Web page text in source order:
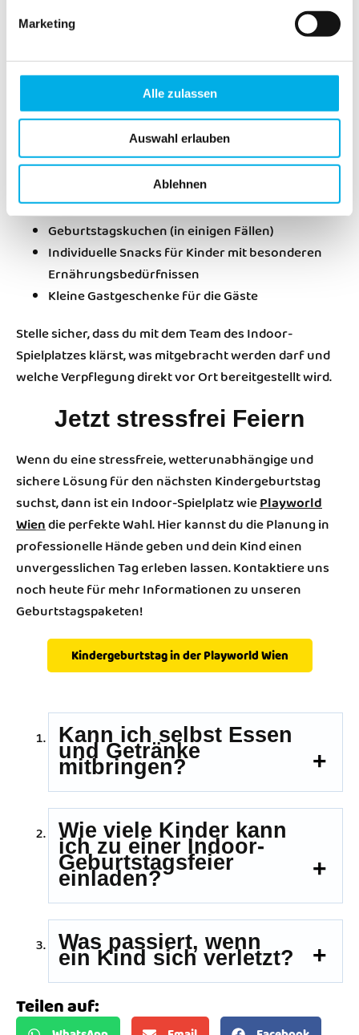
Marketing
Alle zulassen
Auswahl erlauben
Ablehnen
möglich?
Viele Indoor-Spielplätze bieten Pakete an, die auch die
Verpflegung der Kinder beinhalten. Es lohnt sich, die
verschiedenen Optionen im Vorfeld zu besprechen.
Häufig stehen kindgerechte Menüs wie Pizza, Pommes
und Getränke zur Auswahl.
Was du selbst mitbringen kannst:
Geburtstagskuchen (in einigen Fällen)
Individuelle Snacks für Kinder mit besonderen
Ernährungsbedürfnissen
Kleine Gastgeschenke für die Gäste
Stelle sicher, dass du mit dem Team des Indoor-
Spielplatzes klärst, was mitgebracht werden darf und
welche Verpflegung direkt vor Ort bereitgestellt wird.
Jetzt stressfrei Feiern
Wenn du eine stressfreie, wetterunabhängige und
sichere Lösung für den nächsten Kindergeburtstag
suchst, dann ist ein Indoor-Spielplatz wiePlayworld
Wiendie perfekte Wahl. Hier kannst du die Planung in
professionelle Hände geben und dein Kind einen
unvergesslichen Tag erleben lassen. Kontaktiere uns
noch heute für mehr Informationen zu unseren
Geburtstagspaketen!
Kindergeburtstag in der Playworld Wien
Kann ich selbst Essen
und Getränke
mitbringen?
Wie viele Kinder kann
ich zu einer Indoor-
Geburtstagsfeier
einladen?
Was passiert, wenn
ein Kind sich verletzt?
Teilen auf: